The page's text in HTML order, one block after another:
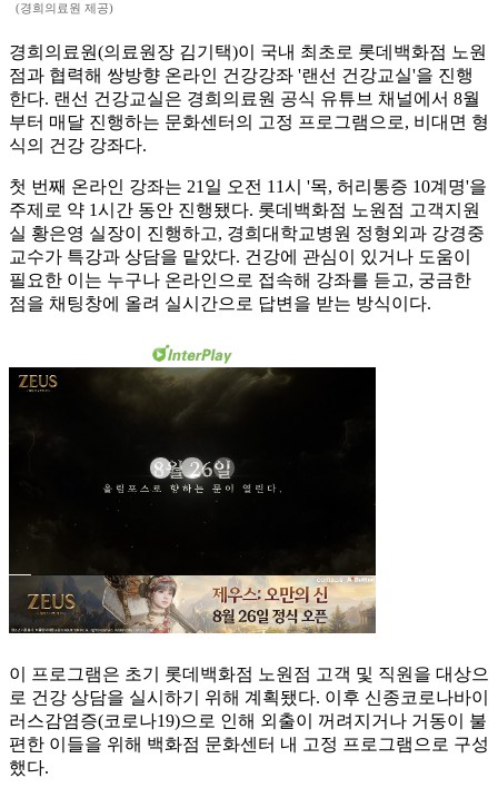
(경희의료원 제공)
경희의료원(의료원장 김기택)이 국내 최초로 롯데백화점 노원
점과 협력해 쌍방향 온라인 건강강좌 '랜선 건강교실'을 진행
한다. 랜선 건강교실은 경희의료원 공식 유튜브 채널에서 8월
부터 매달 진행하는 문화센터의 고정 프로그램으로, 비대면 형
식의 건강 강좌다.
첫 번째 온라인 강좌는 21일 오전 11시 '목, 허리통증 10계명'을
주제로 약 1시간 동안 진행됐다. 롯데백화점 노원점 고객지원
실 황은영 실장이 진행하고, 경희대학교병원 정형외과 강경중
교수가 특강과 상담을 맡았다. 건강에 관심이 있거나 도움이
필요한 이는 누구나 온라인으로 접속해 강좌를 듣고, 궁금한
점을 채팅창에 올려 실시간으로 답변을 받는 방식이다.
이 프로그램은 초기 롯데백화점 노원점 고객 및 직원을 대상으
로 건강 상담을 실시하기 위해 계획됐다. 이후 신종코로나바이
러스감염증(코로나19)으로 인해 외출이 꺼려지거나 거동이 불
편한 이들을 위해 백화점 문화센터 내 고정 프로그램으로 구성
했다.